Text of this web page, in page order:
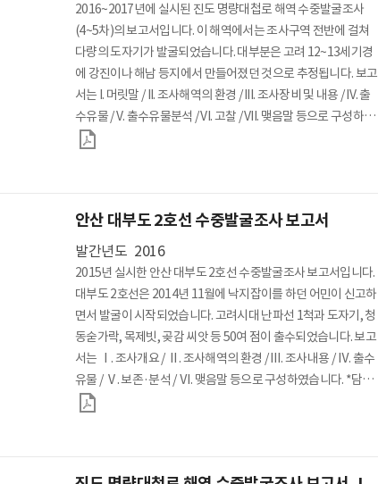
2016~2017년에 실시된 진도 명량대첩로 해역 수중발굴조사
(4~5차)의 보고서입니다. 이 해역에서는 조사구역 전반에 걸쳐
다량의 도자기가 발굴되었습니다. 대부분은 고려 12~13세기경
에 강진이나 해남 등지에서 만들어졌던 것으로 추정됩니다. 보고
서는 I. 머릿말 / II. 조사해역의 환경 / III. 조사장비 및 내용 / IV. 출
수유물 / V. 출수유물분석 / VI. 고찰 / VII. 맺음말 등으로 구성하였
안산 대부도 2호선 수중발굴조사 보고서
발간년도 2016
2015년 실시한 안산 대부도 2호선 수중발굴조사 보고서입니다.
대부도 2호선은 2014년 11월에 낙지잡이를 하던 어민이 신고하
면서 발굴이 시작되었습니다. 고려시대 난파선 1척과 도자기, 청
동숟가락, 목제빗, 곶감 씨앗 등 50여 점이 출수되었습니다. 보고
서는 Ⅰ. 조사개요 / Ⅱ. 조사해역의 환경 / Ⅲ. 조사내용 / Ⅳ. 출수
유물 / Ⅴ. 보존·분석 / Ⅵ. 맺음말 등으로 구성하였습니다. *담당